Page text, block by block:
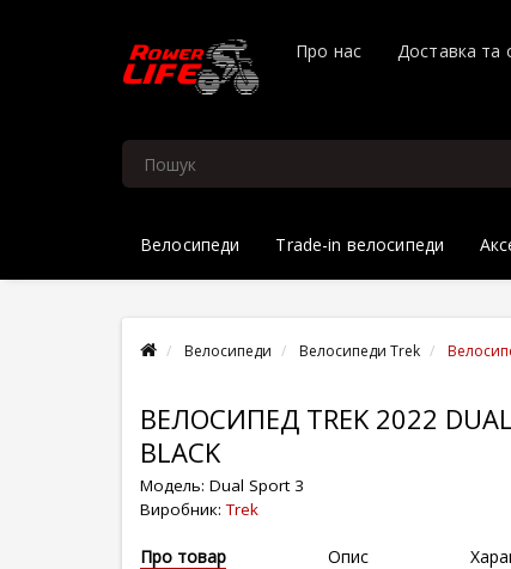
Про нас Доставка та
Велосипеди Trade-in велосипеди
Велосипеди Велосипеди Trek
ВЕЛОСИПЕД TREK 2022
BLACK
Модель: Dual Sport 3
Виробник:Trek
Про товар Опис